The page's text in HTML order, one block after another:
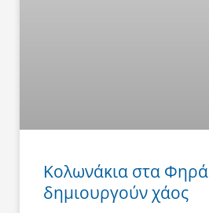
Κολωνάκια στα Φηρά
δημιουργούν χάος